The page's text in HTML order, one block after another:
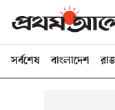
সর্বশেষ বাংলাদেশ